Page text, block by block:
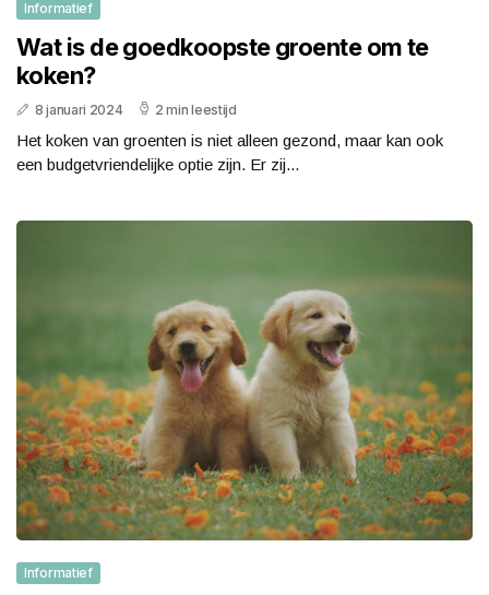
Informatief
Wat is de goedkoopste groente om te
koken?
8 januari 2024 2 min leestijd
Het koken van groenten is niet alleen gezond, maar kan ook
een budgetvriendelijke optie zijn. Er zij...
Informatief